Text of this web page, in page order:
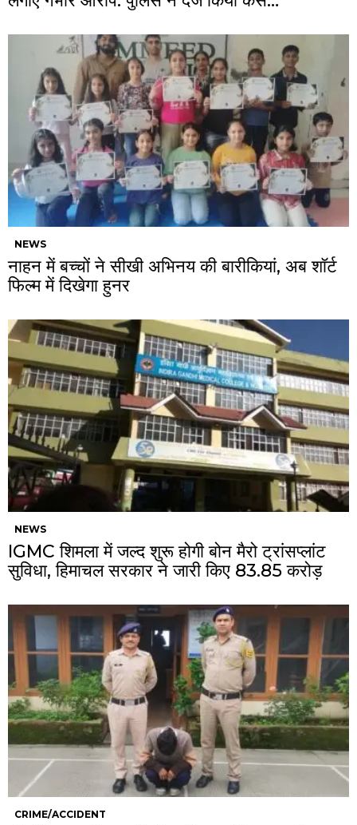
NEWS
नाहन में बच्चों ने सीखी अभिनय की बारीकियां, अब शॉर्ट
फिल्म में दिखेगा हुनर
NEWS
IGMC शिमला में जल्द शुरू होगी बोन मैरो ट्रांसप्लांट
सुविधा, हिमाचल सरकार ने जारी किए ₹83.85 करोड़
CRIME/ACCIDENT